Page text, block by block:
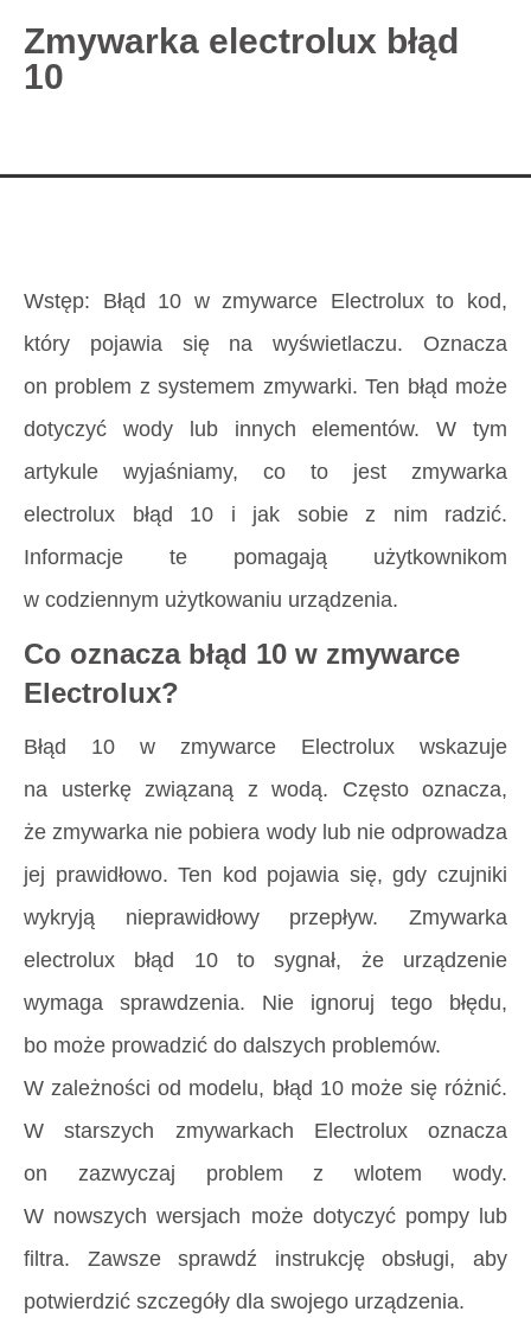
Zmywarka electrolux błąd
10
Wstęp: Błąd 10 w zmywarce Electrolux to kod,
który pojawia się na wyświetlaczu. Oznacza
on problem z systemem zmywarki. Ten błąd może
dotyczyć wody lub innych elementów. W tym
artykule wyjaśniamy, co to jest zmywarka
electrolux błąd 10 i jak sobie z nim radzić.
Informacje te pomagają użytkownikom
w codziennym użytkowaniu urządzenia.
Co oznacza błąd 10 w zmywarce
Electrolux?
Błąd 10 w zmywarce Electrolux wskazuje
na usterkę związaną z wodą. Często oznacza,
że zmywarka nie pobiera wody lub nie odprowadza
jej prawidłowo. Ten kod pojawia się, gdy czujniki
wykryją nieprawidłowy przepływ. Zmywarka
electrolux błąd 10 to sygnał, że urządzenie
wymaga sprawdzenia. Nie ignoruj tego błędu,
bo może prowadzić do dalszych problemów.
W zależności od modelu, błąd 10 może się różnić.
W starszych zmywarkach Electrolux oznacza
on zazwyczaj problem z wlotem wody.
W nowszych wersjach może dotyczyć pompy lub
filtra. Zawsze sprawdź instrukcję obsługi, aby
potwierdzić szczegóły dla swojego urządzenia.